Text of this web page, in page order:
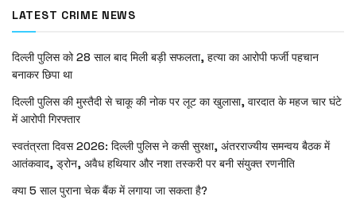
LATEST CRIME NEWS
दिल्ली पुलिस को 28 साल बाद मिली बड़ी सफलता, हत्या का आरोपी फर्जी पहचान
बनाकर छिपा था
दिल्ली पुलिस की मुस्तैदी से चाकू की नोक पर लूट का खुलासा, वारदात के महज चार घंटे
में आरोपी गिरफ्तार
स्वतंत्रता दिवस 2026: दिल्ली पुलिस ने कसी सुरक्षा, अंतरराज्यीय समन्वय बैठक में
आतंकवाद, ड्रोन, अवैध हथियार और नशा तस्करी पर बनी संयुक्त रणनीति
क्या 5 साल पुराना चेक बैंक में लगाया जा सकता है?